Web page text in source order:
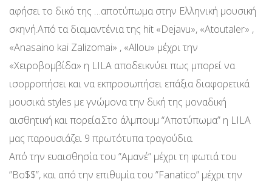
αφήσει το δικό της …αποτύπωμα στην Ελληνική μουσική
σκηνή.Από τα διαμαντένια της hit «Dejavu», «Atoutaler» ,
«Anasaino kai Zalizomai» , «Allou» μέχρι την
«Χειροβομβίδα» η LILA αποδεικνύει πως μπορεί να
ισορροπήσει και να εκπροσωπήσει επάξια διαφορετικά
μουσικά styles με γνώμονα την δική της μοναδική
αισθητική και πορεία.Στο άλμπουμ “Αποτύπωμα” η LILA
μας παρουσιάζει 9 πρωτότυπα τραγούδια.
Από την ευαισθησία του ”Αμανέ” μέχρι τη φωτιά του
”Bo$$”, και από την επιθυμία του ”Fanatico” μέχρι την